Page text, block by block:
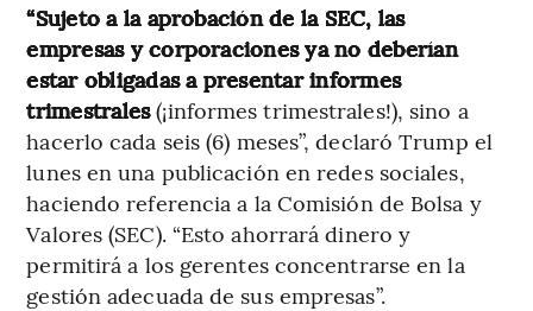
“Sujeto a la aprobación de la SEC, las
empresas y corporaciones ya no deberían
estar obligadas a presentar informes
trimestrales(¡informes trimestrales!), sino a
hacerlo cada seis (6) meses”, declaró Trump el
lunes en una publicación en redes sociales,
haciendo referencia a la Comisión de Bolsa y
Valores (SEC). “Esto ahorrará dinero y
permitirá a los gerentes concentrarse en la
gestión adecuada de sus empresas”.